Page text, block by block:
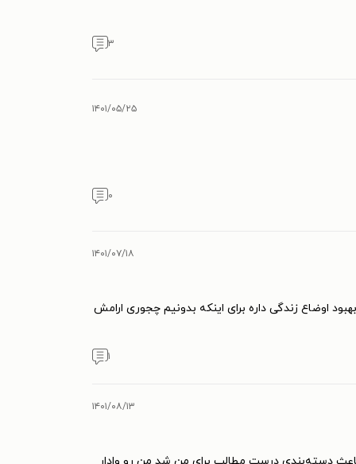
۳
۱۴۰۱/۰۵/۲۵
۰
۱۴۰۱/۰۷/۱۸
اوضاع زندگی داره برای اینکه بدونیم چجوری ارامش
۱
۱۴۰۱/۰۸/۱۳